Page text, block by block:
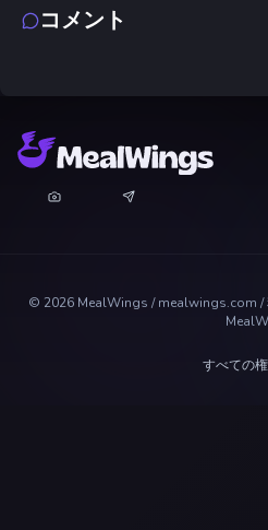
コメント
© 2026 MealWings / mealwings.com /
すべての